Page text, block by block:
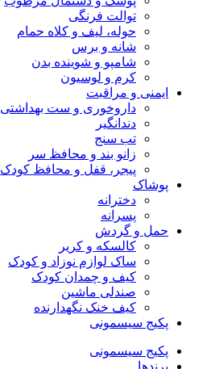
توالت فرنگی
حوله، لیف و کلاه حمام
شانه و برس
شامپو و شوینده بدن
کرم و لوسیون
ایمنی و مراقبت
داروخوری و ست بهداشتی
دندانگیر
تب‌ سنج
زانو بند و محافظ سر
پیجر، قفل و محافظ کودک
پوشاک
دخترانه
پسرانه
حمل و گردش
کالسکه و کریر
ساک لوازم نوزاد و کودک
کیف و چمدان کودک
صندلی ماشین
کیف خنک نگهدارنده
پکیج سیسمونی
پکیج سیسمونی
برندها